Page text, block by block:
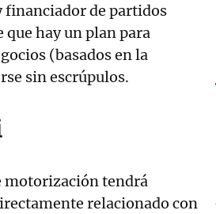
financiador de partidos
que hay un plan para
(basados en la
sin escrúpulos.
motorización tendrá
relacionado con